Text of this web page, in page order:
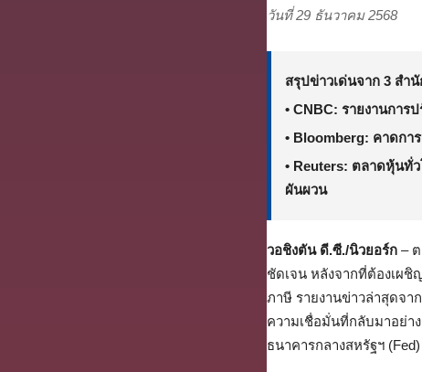
วันที่ 29 ธันวาคม 2568
สรุปข่าวเด่นจาก 3 สำ
• CNBC: รายงานการ
• Bloomberg: คาดกา
• Reuters: ตลาดหุ้นทั่ว
ผันผวน
วอชิงตัน ดี.ซี./นิวยอร์ก –
ชัดเจน หลังจากที่ต้องเผ
ภาษี รายงานข่าวล่าสุดจา
ความเชื่อมั่นที่กลับมาอย่า
ธนาคารกลางสหรัฐฯ